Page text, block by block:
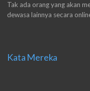
Tak ada orang yang akan
dewasa lainnya secara
Kata Mereka